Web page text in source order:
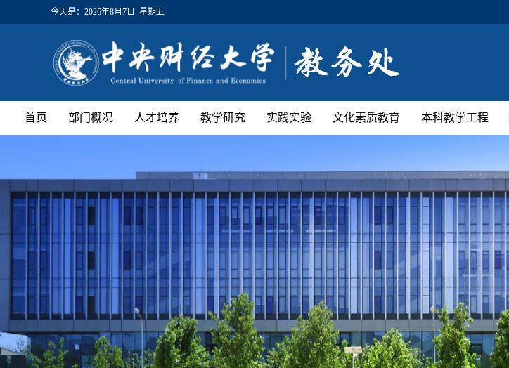
今天是： 2026年8月7日 星期五
首页 部门概况 人才培养 教学研究 实践实验 文化素质教育 本科教学工程